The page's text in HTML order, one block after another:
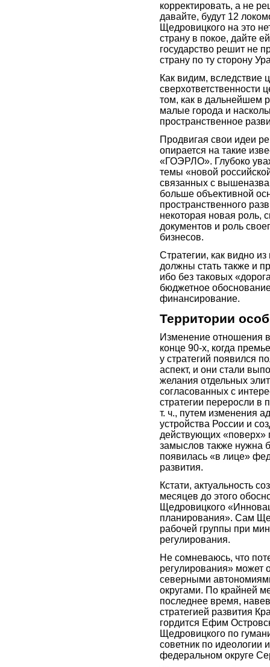
корректировать, а не
давайте, будут 12
Щедровицкого на это
страну в покое, дайте
государство решит не
страну по ту сторону
Как видим, вследствие
сверхответственности
том, как в дальнейшем
малые города и
пространственное
Продвигая свои идеи
опирается на такие
«ГОЭРЛО». Глубоко
темы «новой
связанных с
больше объективной
пространственного
некоторая новая роль,
документов и роль
бизнесов.
Стратегии, как видно
должны стать также и
ибо без таковых
бюджетное
финансирование.
Территории
Изменение отношения
конце 90-х, когда
у стратегий появился
аспект, и они стали
желания отдельных
согласованных с
стратегии переросли в
т. ч., путем изменения
устройства России и
действующих «поверх»
замыслов также нужна
появилась «в лице»
развития.
Кстати, актуальность
месяцев до этого
Щедровицкого
планирования». Сам
рабочей группы при
регулирования.
Не сомневаюсь, что
регулирования» может
северными
округами. По крайней
последнее время,
стратегией развития
гордится Ефим
Щедровицкого по
советник по идеологии
федеральном округе